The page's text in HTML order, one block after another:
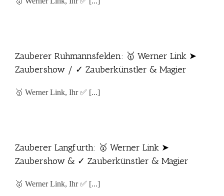
Zauberer Ruhmannsfelden: 🥇 Werner Link ➤
Zaubershow / ✓ Zauberkünstler & Magier
🥇 Werner Link, Ihr ✅ [...]
Zauberer Langfurth: 🥇 Werner Link ➤
Zaubershow & ✓ Zauberkünstler & Magier
🥇 Werner Link, Ihr ✅ [...]